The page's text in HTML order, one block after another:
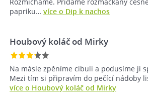
papriku… více o Dip k nachos
Houbový koláč od Mirky
Na másle zpěníme cibuli a podusíme ji
Mezi tím si připravím do pečící nádoby
více o Houbový koláč od Mirky